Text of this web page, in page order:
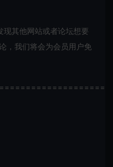
现其他网站或者论坛想要
，我们将会为会员用户免